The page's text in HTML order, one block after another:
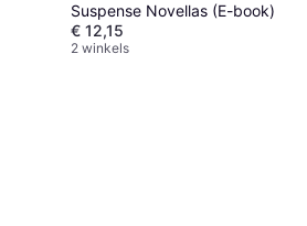
Suspense Novellas (E-book)
€ 12,15
2 winkels